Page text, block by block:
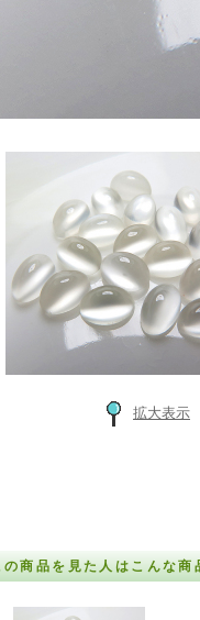
拡大表示
の商品を見た人はこんな商